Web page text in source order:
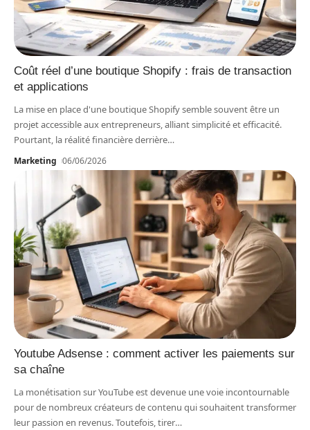
Coût réel d’une boutique Shopify : frais de transaction
et applications
La mise en place d'une boutique Shopify semble souvent être un
projet accessible aux entrepreneurs, alliant simplicité et efficacité.
Pourtant, la réalité financière derrière…
Marketing 06/06/2026
Youtube Adsense : comment activer les paiements sur
sa chaîne
La monétisation sur YouTube est devenue une voie incontournable
pour de nombreux créateurs de contenu qui souhaitent transformer
leur passion en revenus. Toutefois, tirer…